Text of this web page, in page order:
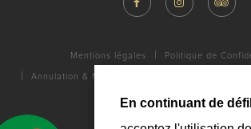
Mentions légales Politique de
Annulation & Modification
En continuant de